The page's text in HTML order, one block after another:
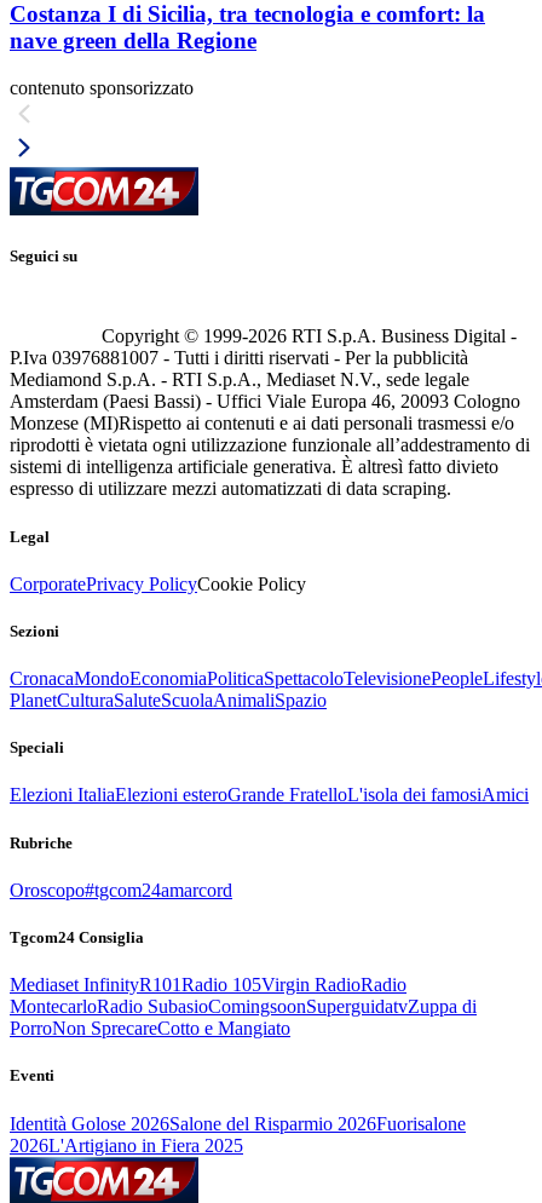
Costanza I di Sicilia, tra tecnologia e comfort: la
nave green della Regione
contenuto sponsorizzato
Seguici su
Copyright © 1999-2026 RTI S.p.A. Business Digital -
P.Iva 03976881007 - Tutti i diritti riservati - Per la pubblicità
Mediamond S.p.A. - RTI S.p.A., Mediaset N.V., sede legale
Amsterdam (Paesi Bassi) - Uffici Viale Europa 46, 20093 Cologno
Monzese (MI)Rispetto ai contenuti e ai dati personali trasmessi e/o
riprodotti è vietata ogni utilizzazione funzionale all’addestramento di
sistemi di intelligenza artificiale generativa. È altresì fatto divieto
espresso di utilizzare mezzi automatizzati di data scraping.
Legal
CorporatePrivacy PolicyCookie Policy
Sezioni
CronacaMondoEconomiaPoliticaSpettacoloTelevisionePeople
PlanetCulturaSaluteScuolaAnimaliSpazio
Speciali
Elezioni ItaliaElezioni esteroGrande FratelloL'isola dei famosiAmici
Rubriche
Oroscopo#tgcom24amarcord
Tgcom24 Consiglia
Mediaset InfinityR101Radio 105Virgin RadioRadio
MontecarloRadio SubasioComingsoonSuperguidatvZuppa di
PorroNon SprecareCotto e Mangiato
Eventi
Identità Golose 2026Salone del Risparmio 2026Fuorisalone
2026L'Artigiano in Fiera 2025